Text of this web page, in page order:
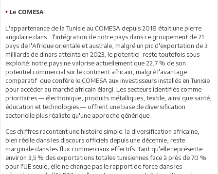
• Le COMESA
L'appartenance de la Tunisie au COMESA depuis 2018 était une pierre
angulaire dans l'intégration de notre pays dans ce groupement de 21
pays de l'Afrique orientale et australe, malgré un pic d'exportation de 3
milliards de dinars atteints en 2023, le potentiel reste toutefois sous-
exploité: notre pays ne valorise actuellement que 22,7 % de son
potentiel commercial sur le continent africain, malgré l'avantage
comparatif que confère le COMESA aux investisseurs installés en Tunisie
pour accéder au marché africain élargi. Les secteurs identifiés comme
prioritaires — électronique, produits métalliques, textile, ainsi que santé,
éducation et technologies — offrent une base de diversification
sectorielle plus réaliste qu'une approche générique.
Ces chiffres racontent une histoire simple: la diversification africaine,
bien réelle dans les discours officiels depuis une décennie, reste
marginale dans les flux commerciaux effectifs. Tant qu'elle représente
environ 3,5 % des exportations totales tunisiennes face à près de 70 %
pour l'UE seule, elle ne change pas le rapport de force dans les